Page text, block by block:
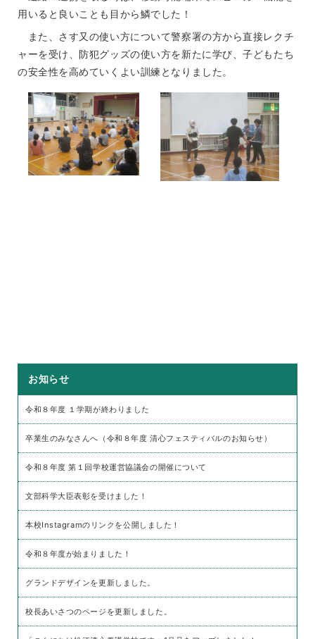
用いると良いことも目から鱗でした！
また、さす又の使い方について警察署の方から直接レクチ
ャーを受け、防犯グッズの使い方を新たに学び、子どもたち
の安全性を高めていくよい訓練となりました。
お知らせ
令和８年度 １学期が終わりました
卒業生のみなさんへ（令和８年度 清心フェスティバルのお知らせ）
令和８年度 第１回学校運営協議会の開催について
文部科学大臣表彰を受けました！
本校Instagramのリンクを公開しました！
令和８年度が始まりました！
グランドデザインを更新しました。
校長あいさつのページを更新しました。